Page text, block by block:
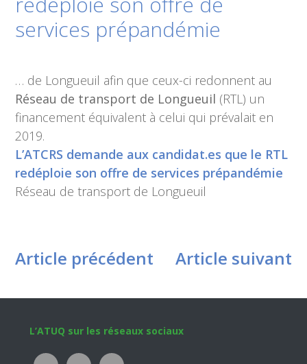
services prépandémie
… de Longueuil afin que ceux-ci redonnent au
Réseau de transport de Longueuil (RTL) un
financement équivalent à celui qui prévalait en
2019.
L’ATCRS demande aux candidat.es que le RTL
redéploie son offre de services prépandémie
Réseau de transport de Longueuil
Article précédent Article suivant
Footer
L’ATUQ sur les réseaux sociaux